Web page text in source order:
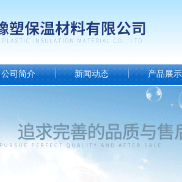
公司简介 新闻动态 产品展示